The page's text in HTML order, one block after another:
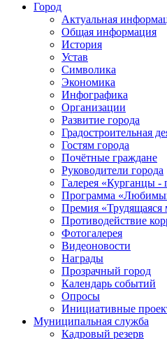
Город
Актуальная
Общая информация
История
Устав
Символика
Экономика
Инфографика
Организации
Развитие города
Градостроительная
Гостям города
Почётные граждане
Руководители города
Галерея «Курганцы -
Программа
Премия «Трудящаяся
Противодействие
Фотогалерея
Видеоновости
Награды
Прозрачный город
Календарь событий
Опросы
Инициативные
Муниципальная служба
Кадровый резерв